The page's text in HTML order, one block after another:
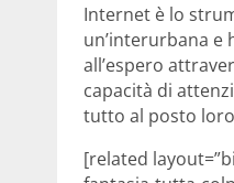
Internet è lo
un’interurbana e
all’espero
capacità di
tutto al posto
[related